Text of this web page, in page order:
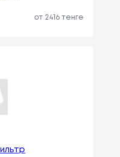
от 2416 тенге